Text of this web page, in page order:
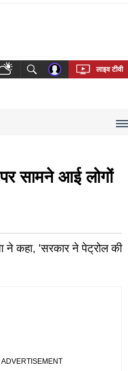
Tamil Kannada Malayalam
लाइव टीवी
सामने आई लोगों
ने कहा, 'सरकार ने पेट्रोल की